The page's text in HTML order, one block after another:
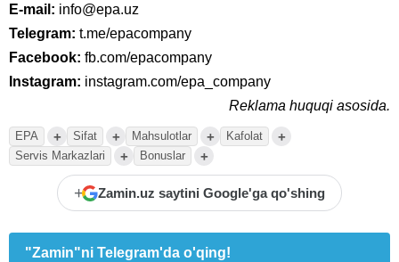
E-mail: info@epa.uz
Telegram: t.me/epacompany
Facebook: fb.com/epacompany
Instagram: instagram.com/epa_company
Reklama huquqi asosida.
EPA + Sifat + Mahsulotlar + Kafolat +
Servis Markazlari + Bonuslar +
+ Zamin.uz saytini Google'ga qo'shing
"Zamin"ni Telegram'da o'qing!